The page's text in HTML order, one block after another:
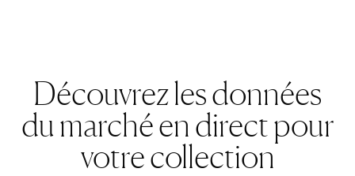
Découvrez les données
du marché en direct pour
votre collection